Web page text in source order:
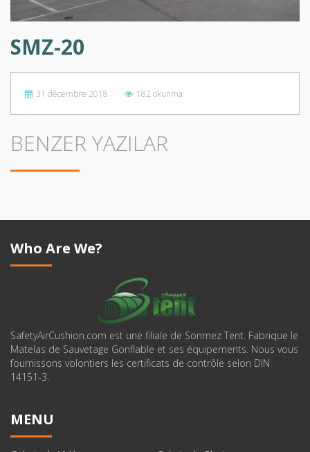
SMZ-20
31 décembre 2018 182 okunma
BENZER YAZILAR
Who Are We?
SafetyAirCushion.com est une filiale de Sonmez Tent. Fabrique le
Matelas de Sauvetage Gonflable et ses équipements. Nous vous
fournissons volontiers les certificats de contrôle selon DIN
14151-3.
MENU